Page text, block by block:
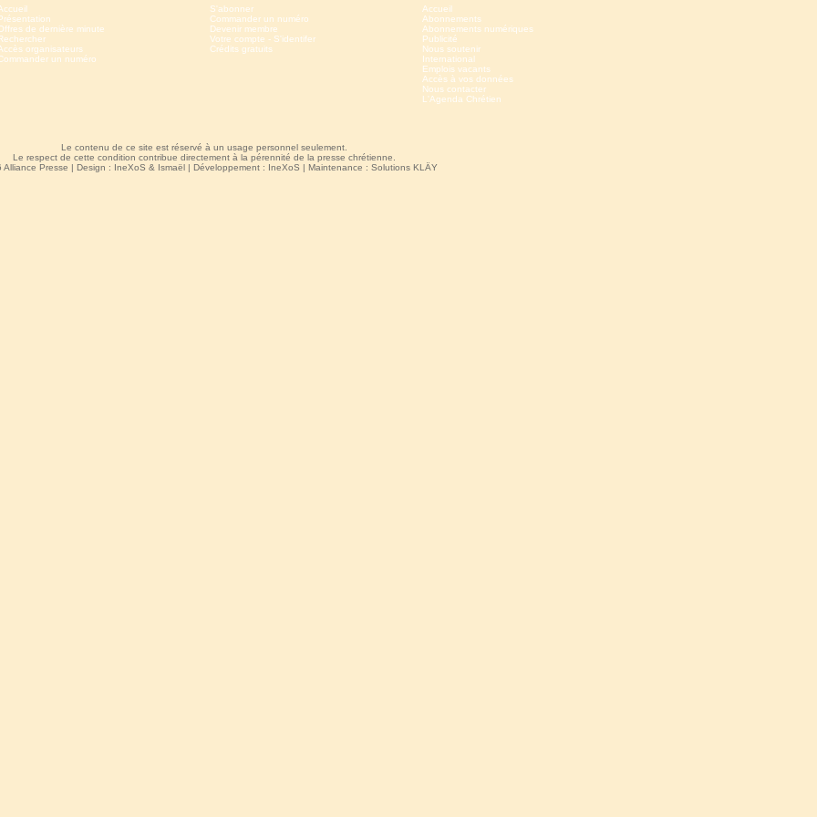
de dernière minute
organisateurs
un numéro
S'abonner
Commander un numéro
Devenir membre
Votre compte - S'identifer
Crédits gratuits
Accueil
Abonnements
Abonnements numériques
Publicité
Nous soutenir
International
Emplois vacants
Accès à vos données
Nous contacter
L'Agenda Chrétien
Le contenu de ce site est réservé à un usage personnel seulement.
Le respect de cette condition contribue directement à la pérennité de la presse chrétienne.
Alliance Presse | Design : IneXoS & Ismaël | Développement : IneXoS | Maintenance : Solutions KLÄY